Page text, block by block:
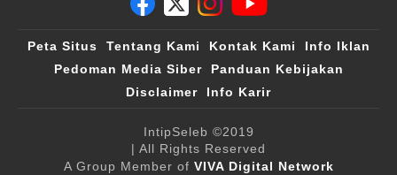
Peta Situs Tentang Kami Kontak Kami
Info Iklan
Pedoman Media Siber
Panduan Kebijakan
Disclaimer
Info Karir
IntipSeleb ©2019
| All Rights Reserved
A Group Member of VIVA Digital Network